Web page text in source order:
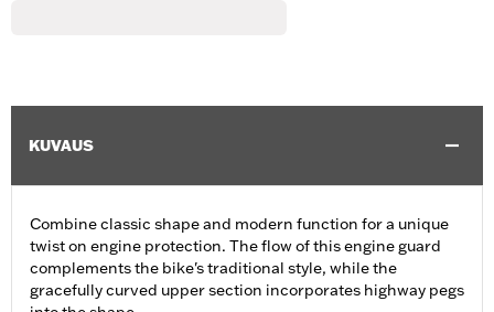
KUVAUS
Combine classic shape and modern function for a unique
twist on engine protection. The flow of this engine guard
complements the bike's traditional style, while the
gracefully curved upper section incorporates highway pegs